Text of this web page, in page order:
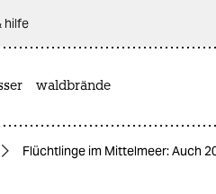
hilfe
waldbrände
Flüchtlinge im Mittelmeer: Auch